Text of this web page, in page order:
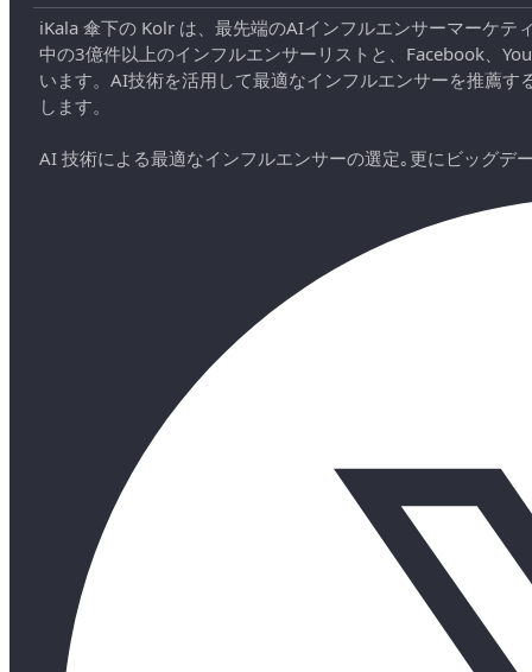
iKala 傘下の Kolr は、最先端のAIインフルエンサーマーケ
中の3億件以上のインフルエンサーリストと、Facebook、
います。AI技術を活用して最適なインフルエンサーを推薦
します。
AI 技術による最適なインフルエンサーの選定｡更にビッグデ